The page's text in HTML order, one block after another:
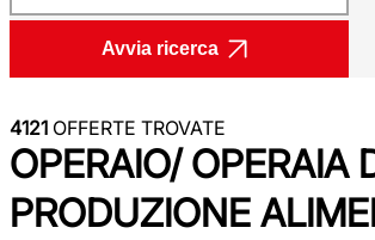
Avvia ricerca
4121 OFFERTE TROVATE
OPERAIO/ OPERAIA
PRODUZIONE